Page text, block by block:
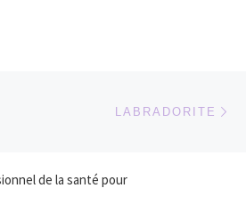
LABRADORITE
de la santé pour